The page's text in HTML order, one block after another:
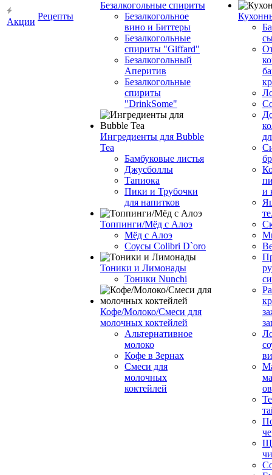
Акции
Рецепты
Безалкогольные спириты
Безалкогольное
вино и Биттеры
Безалкогольные
спириты "Giffard"
Безалкогольный
Аперитив
Безалкогольные
спириты
"DrinkSome"
Ингредиенты для Bubble
Tea
Бамбуковые листья
Джусболлы
Тапиока
Пики и Трубочки
для напитков
Топпинги/Мёд с Алоэ
Мёд с Алоэ
Соусы Colibri D`oro
Тоники и Лимонады
Тоники Nunchi
Кофе/Молоко/Смеси для
молочных коктейлей
Альтернативное
молоко
Кофе в Зернах
Смеси для
молочных
коктейлей
и